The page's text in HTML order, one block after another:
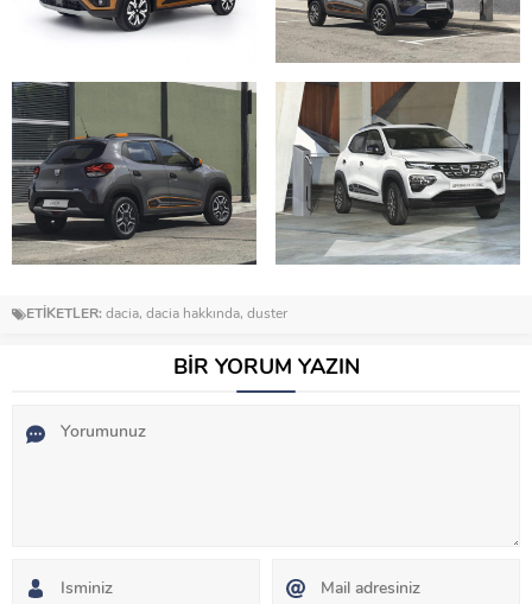
ETİKETLER: dacia, dacia hakkında, duster
BİR YORUM YAZIN